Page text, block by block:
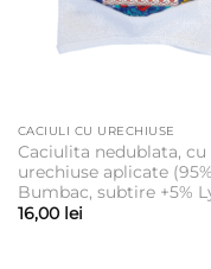
CACIULI CU URECHIUSE
Caciulita nedublata, cu
urechiuse aplicate (95%
Bumbac, subtire +5%
16,00 lei